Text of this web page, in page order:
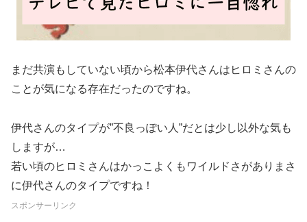
まだ共演もしていない頃から松本伊代さんはヒロミさんの
ことが気になる存在だったのですね。
伊代さんのタイプが”不良っぽい人”だとは少し以外な気も
しますが…
若い頃のヒロミさんはかっこよくもワイルドさがありまさ
に伊代さんのタイプですね！
スポンサーリンク